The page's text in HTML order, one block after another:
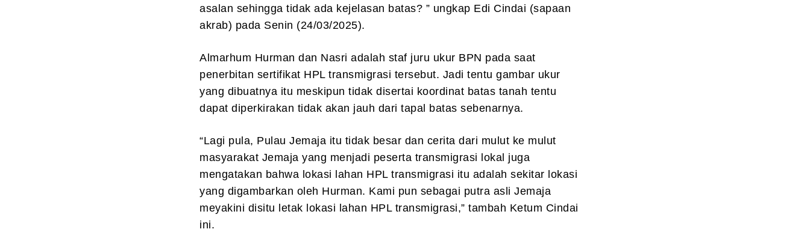
asalan sehingga tidak ada kejelasan batas? ” ungkap Edi Cindai (sapaan
akrab) pada Senin (24/03/2025).
Almarhum Hurman dan Nasri adalah staf juru ukur BPN pada saat
penerbitan sertifikat HPL transmigrasi tersebut. Jadi tentu gambar ukur
yang dibuatnya itu meskipun tidak disertai koordinat batas tanah tentu
dapat diperkirakan tidak akan jauh dari tapal batas sebenarnya.
“Lagi pula, Pulau Jemaja itu tidak besar dan cerita dari mulut ke mulut
masyarakat Jemaja yang menjadi peserta transmigrasi lokal juga
mengatakan bahwa lokasi lahan HPL transmigrasi itu adalah sekitar lokasi
yang digambarkan oleh Hurman. Kami pun sebagai putra asli Jemaja
meyakini disitu letak lokasi lahan HPL transmigrasi,” tambah Ketum Cindai
ini.